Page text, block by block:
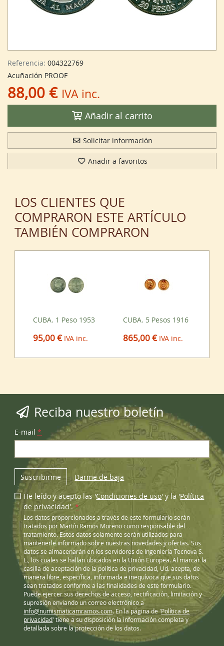
Referencia: 004322769
Acuñación PROOF
88,00 € IVA inc.
Añadir al carrito
Solicitar información
Añadir a favoritos
LOS CLIENTES QUE
COMPRARON ESTE ARTÍCULO
TAMBIÉN COMPRARON
CUBA. 1 Peso 1953
95,00 € IVA inc.
CUBA. 5 Pesos 1916
865,00 € IVA inc.
Reciba nuestro boletín
E-mail *
Suscribirme Darme de baja
He leído y acepto las 'Condiciones de uso' y la 'Política
de privacidad'.*
Los datos proporcionados a través de este formulario serán
tratados por Martín Ramos Moreno como responsable del
tratamiento. Estos datos solamente serán utilizados para
mantenerle informado sobre nuestras novedades y ofertas. Sus
datos se almacenarán en los servidores de Ingeniería Tecnova S.
L., los cuales se hallan ubicados en la Unión Europea. Al marcar la
casilla de aceptación de la política de privacidad, Ud. acepta, de
manera libre, específica, informada e inequívoca que sus datos
sean tratados conforme a las finalidades de este formulario.
Puede ejercer sus derechos de acceso, rectificación, limitación y
supresión enviando un correo electrónico a
info@numismaticamramos.com. En la página de 'Política de
privacidad' tiene a su disposición la información completa y
detallada sobre la protección de los datos.